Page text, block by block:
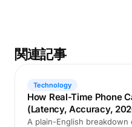
関連記事
Technology
How Real-Time Phone
(Latency, Accuracy,
A plain-English